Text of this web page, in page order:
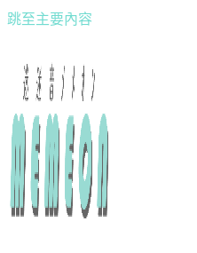
跳至主要內容